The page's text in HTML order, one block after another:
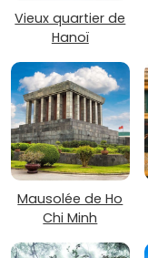
Vieux quartier de
Hanoï
Mausolée de Ho
Chi Minh